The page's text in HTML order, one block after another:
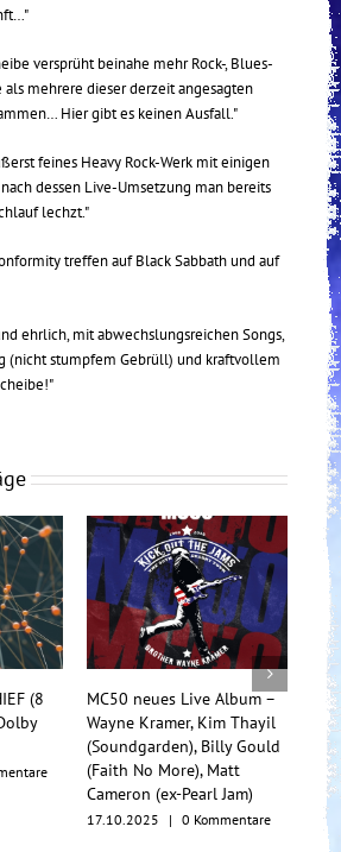
versprüht beinahe mehr Rock-, Blues-
mehrere dieser derzeit angesagten
Hier gibt es keinen Ausfall."
feines Heavy Rock-Werk mit einigen
dessen Live-Umsetzung man bereits
lechzt."
treffen auf Black Sabbath und auf
ehrlich, mit abwechslungsreichen Songs,
(nicht stumpfem Gebrüll) und kraftvollem
MC50 neues Live Album –
Wayne Kramer, Kim Thayil
(Soundgarden), Billy Gould
(Faith No More), Matt
Cameron (ex-Pearl Jam)
17.10.2025 | 0 Kommentare
17.10.2025